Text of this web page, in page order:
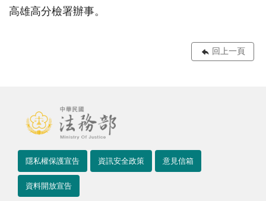
高雄高分檢署辦事。
回上一頁
隱私權保護宣告 資訊安全政策 意見信箱
資料開放宣告